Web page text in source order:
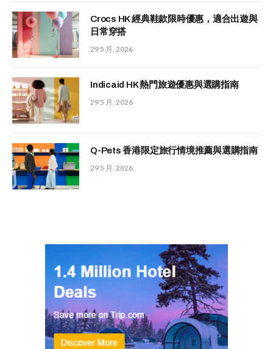
Crocs HK 經典鞋款限時優惠，適合出遊與
日常穿搭
29 5 月, 2026
Indicaid HK 熱門旅遊優惠與選購指南
29 5 月, 2026
Q-Pets 香港限定旅行情境推薦與選購指南
29 5 月, 2026